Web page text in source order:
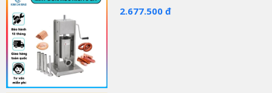
2.677.500 đ